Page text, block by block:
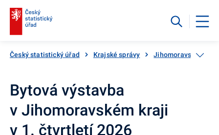
Český statistický úřad Krajské správy Jihomoravský kraj
Bytová výstavba
v Jihomoravském kraji
v 1. čtvrtletí 2026